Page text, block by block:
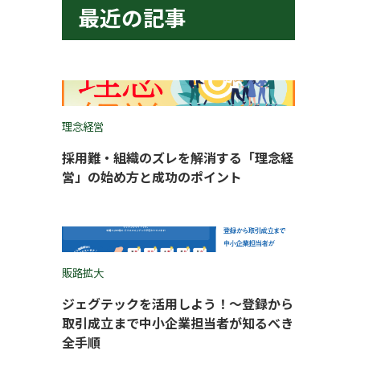
最近の記事
理念経営
採用難・組織のズレを解消する「理念経
営」の始め方と成功のポイント
販路拡大
ジェグテックを活用しよう！〜登録から
取引成立まで中小企業担当者が知るべき
全手順